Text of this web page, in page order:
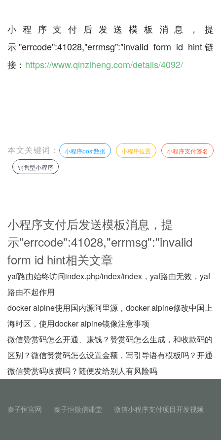
小程序支付后发送模板消息，提
示"errcode":41028,"errmsg":"invalid form id hint链
接： https://www.qinziheng.com/details/4092/
本文关键词： 小程序post数据 小程序位置
小程序支付签名
销售型小程序
小程序支付后发送模板消息，提
示"errcode":41028,"errmsg":"invalid
form id hint相关文章
yaf路由始终访问index.php/index/index，yaf路由无效，yaf
路由不起作用
docker alpine使用国内源阿里源，docker alpine修改中国上
海时区，使用docker alpine镜像注意事项
微信赞赏码怎么开通、赚钱？赞赏码怎么生成，和收款码的
区别？微信赞赏码怎么设置金额，写引导语有模板吗？开通
微信赞赏码收费吗？随便发给别人有风险吗
秦子恒官网 秦子恒微信课堂 微信小程序支付项目开发视频